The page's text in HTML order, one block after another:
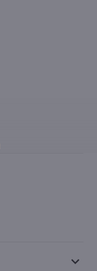
keyboard_arrow_down